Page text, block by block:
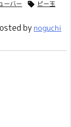
ーバー
 ビー玉
bynoguchi